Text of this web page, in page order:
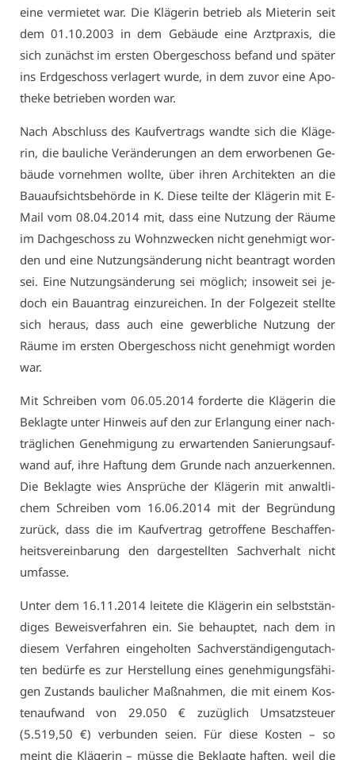
ei­ne ver­mie­tet war. Die Klä­ge­rin be­trieb als Mie­te­rin seit
dem 01.10.2003 in dem Ge­bäu­de ei­ne Arzt­pra­xis, die
sich zu­nächst im ers­ten Ober­ge­schoss be­fand und spä­ter
ins Erd­ge­schoss ver­la­gert wur­de, in dem zu­vor ei­ne Apo­
the­ke be­trie­ben wor­den war.
Nach Ab­schluss des Kauf­ver­trags wand­te sich die Klä­ge­
rin, die bau­li­che Ver­än­de­run­gen an dem er­wor­be­nen Ge­
bäu­de vor­neh­men woll­te, über ih­ren Ar­chi­tek­ten an die
Bau­auf­sichts­be­hör­de in K. Die­se teil­te der Klä­ge­rin mit E-
Mail vom 08.04.2014 mit, dass ei­ne Nut­zung der Räu­me
im Dach­ge­schoss zu Wohn­zwe­cken nicht ge­neh­migt wor­
den und ei­ne Nut­zungs­än­de­rung nicht be­an­tragt wor­den
sei. Ei­ne Nut­zungs­än­de­rung sei mög­lich; in­so­weit sei je­
doch ein Bau­an­trag ein­zu­rei­chen. In der Fol­ge­zeit stell­te
sich her­aus, dass auch ei­ne ge­werb­li­che Nut­zung der
Räu­me im ers­ten Ober­ge­schoss nicht ge­neh­migt wor­den
war.
Mit Schrei­ben vom 06.05.2014 for­der­te die Klä­ge­rin die
Be­klag­te un­ter Hin­weis auf den zur Er­lan­gung ei­ner nach­
träg­li­chen Ge­neh­mi­gung zu er­war­ten­den Sa­nie­rungs­auf­
wand auf, ih­re Haf­tung dem Grun­de nach an­zu­er­ken­nen.
Die Be­klag­te wies An­sprü­che der Klä­ge­rin mit an­walt­li­
chem Schrei­ben vom 16.06.2014 mit der Be­grün­dung
zu­rück, dass die im Kauf­ver­trag ge­trof­fe­ne Be­schaf­fen­
heits­ver­ein­ba­rung den dar­ge­stell­ten Sach­ver­halt nicht
um­fas­se.
Un­ter dem 16.11.2014 lei­te­te die Klä­ge­rin ein selbst­stän­
di­ges Be­weis­ver­fah­ren ein. Sie be­haup­tet, nach dem in
die­sem Ver­fah­ren ein­ge­hol­ten Sach­ver­stän­di­gen­gut­ach­
ten be­dür­fe es zur Her­stel­lung ei­nes ge­neh­mi­gungs­fä­hi­
gen Zu­stands bau­li­cher Maß­nah­men, die mit ei­nem Kos­
ten­auf­wand von 29.050 € zu­züg­lich Um­satz­steu­er
(5.519,50 €) ver­bun­den sei­en. Für die­se Kos­ten – so
meint die Klä­ge­rin – müs­se die Be­klag­te haf­ten, weil die